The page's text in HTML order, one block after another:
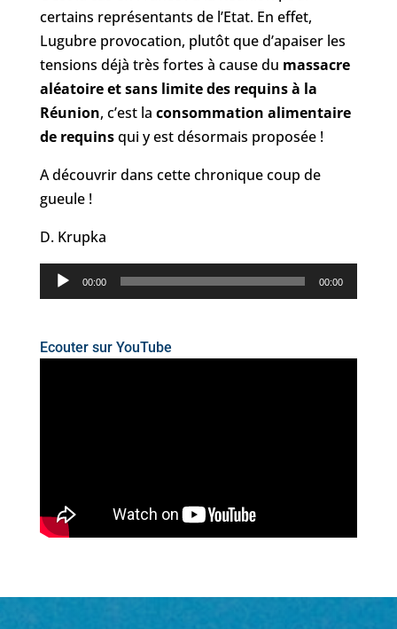
certains représentants de l’Etat. En effet,
Lugubre provocation, plutôt que d’apaiser les
tensions déjà très fortes à cause du massacre
aléatoire et sans limite des requins à la
Réunion, c’est la consommation alimentaire
de requinsqui y est désormais proposée !
A découvrir dans cette chronique coup de
gueule !
D. Krupka
Lecteur
audio
00:00 00:00
Ecouter sur YouTube